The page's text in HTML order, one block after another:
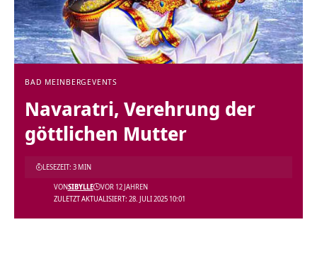
BAD MEINBERG EVENTS
Navaratri, Verehrung der
göttlichen Mutter
ZULETZT AKTUALISIERT: 28. JULI 2025 10:01
VONSIBYLLE VOR 12 JAHREN
LESEZEIT: 3 MIN